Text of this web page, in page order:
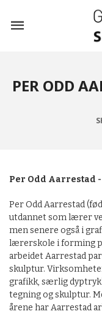
innholdet
PER ODD
Per Odd Aarrestad
Per Odd Aarrestad
utdannet som lærer
men senere også i
lærerskole i forming
arbeidet Aarrestad
skulptur.
grafikk, særlig
tegning og skulptur.
årene har Aarrestad